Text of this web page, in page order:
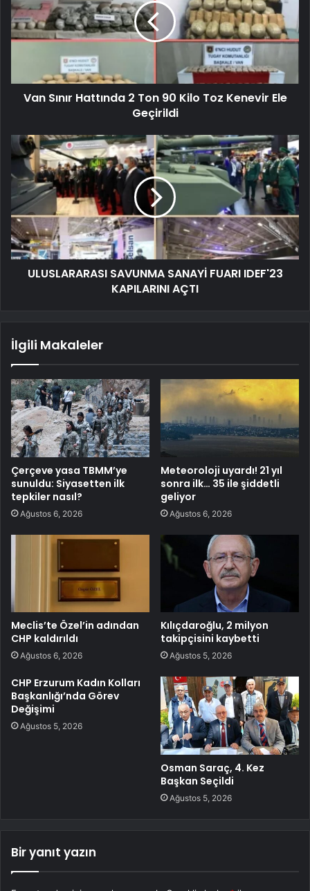
Van Sınır Hattında 2 Ton 90 Kilo Toz Kenevir Ele
Geçirildi
ULUSLARARASI SAVUNMA SANAYİ FUARI IDEF'23
KAPILARINI AÇTI
İlgili Makaleler
Çerçeve yasa TBMM’ye
sunuldu: Siyasetten ilk
tepkiler nasıl?
Ağustos 6, 2026
Meteoroloji uyardı! 21 yıl
sonra ilk… 35 ile şiddetli
geliyor
Ağustos 6, 2026
Meclis’te Özel’in adından
CHP kaldırıldı
Ağustos 6, 2026
Kılıçdaroğlu, 2 milyon
takipçisini kaybetti
Ağustos 5, 2026
CHP Erzurum Kadın Kolları
Başkanlığı’nda Görev
Değişimi
Ağustos 5, 2026
Osman Saraç, 4. Kez
Başkan Seçildi
Ağustos 5, 2026
Bir yanıt yazın